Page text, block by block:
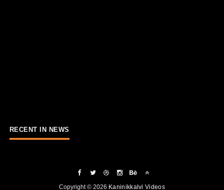
RECENT IN NEWS
Copyright ©2026 Kaninikkalvi Videos